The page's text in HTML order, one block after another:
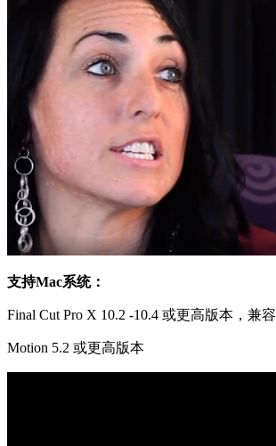
支持Mac系统：
Final Cut Pro X 10.2 -10.4 或更高版本，兼
Motion 5.2 或更高版本